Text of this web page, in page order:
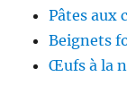
Pâtes aux
Beignets
Œufs à la